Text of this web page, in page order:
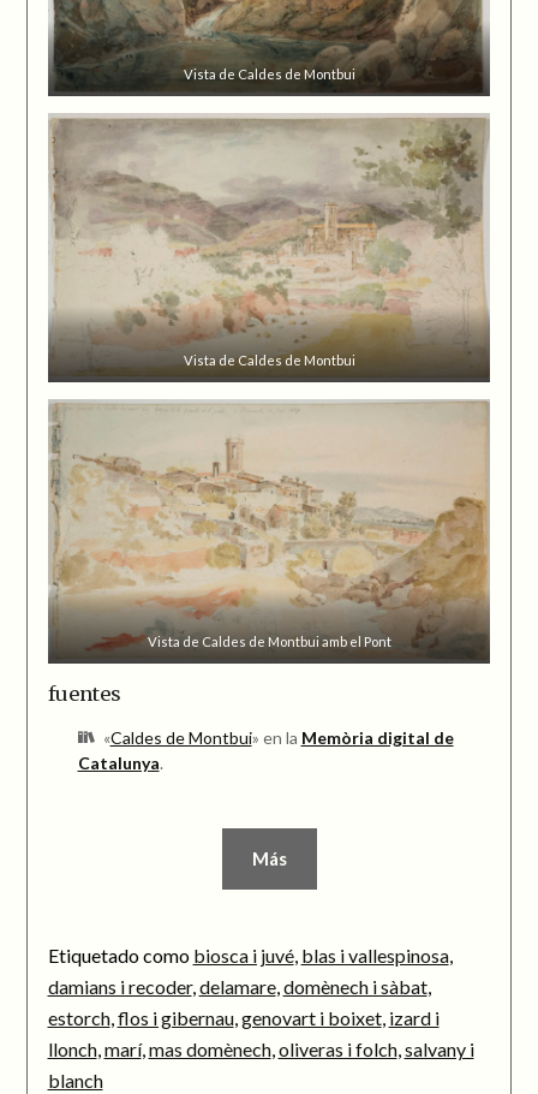
Vista de Caldes de Montbui
Vista de Caldes de Montbui
Vista de Caldes de Montbui amb el Pont
fuentes
«Caldes de Montbui» en la Memòria digital de
Catalunya.
Más
Etiquetado como biosca i juvé, blas i vallespinosa,
damians i recoder, delamare, domènech i sàbat,
estorch, flos i gibernau, genovart i boixet, izard i
llonch, marí, mas domènech, oliveras i folch, salvany i
blanch